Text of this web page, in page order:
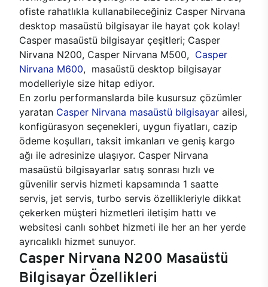
ofiste rahatlıkla kullanabileceğiniz Casper Nirvana
desktop masaüstü bilgisayar ile hayat çok kolay!
Casper masaüstü bilgisayar çeşitleri; Casper
Nirvana N200, Casper Nirvana M500, Casper
Nirvana M600, masaüstü desktop bilgisayar
modelleriyle size hitap ediyor.
En zorlu performanslarda bile kusursuz çözümler
yaratan Casper Nirvana masaüstü bilgisayar ailesi,
konfigürasyon seçenekleri, uygun fiyatları, cazip
ödeme koşulları, taksit imkanları ve geniş kargo
ağı ile adresinize ulaşıyor. Casper Nirvana
masaüstü bilgisayarlar satış sonrası hızlı ve
güvenilir servis hizmeti kapsamında 1 saatte
servis, jet servis, turbo servis özellikleriyle dikkat
çekerken müşteri hizmetleri iletişim hattı ve
websitesi canlı sohbet hizmeti ile her an her yerde
ayrıcalıklı hizmet sunuyor.
Casper Nirvana N200 Masaüstü
Bilgisayar Özellikleri